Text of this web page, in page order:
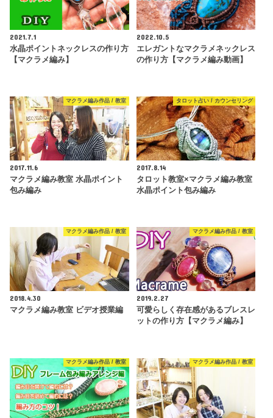
2021.7.1
水晶ポイントネックレスの作り方
【マクラメ編み】
2022.10.5
エレガントなマクラメネックレス
の作り方【マクラメ編み動画】
マクラメ編み作品 / 教室
2017.11.6
マクラメ編み教室 水晶ポイント
包み編み
タロット占い / カウンセリング
2017.8.14
タロット教室×マクラメ編み教室
水晶ポイント包み編み
マクラメ編み作品 / 教室
2018.4.30
マクラメ編み教室 ビデオ授業編
マクラメ編み作品 / 教室
2019.2.27
可愛らしく存在感があるブレスレ
ットの作り方【マクラメ編み】
マクラメ編み作品 / 教室 マクラメ編み作品 / 教室